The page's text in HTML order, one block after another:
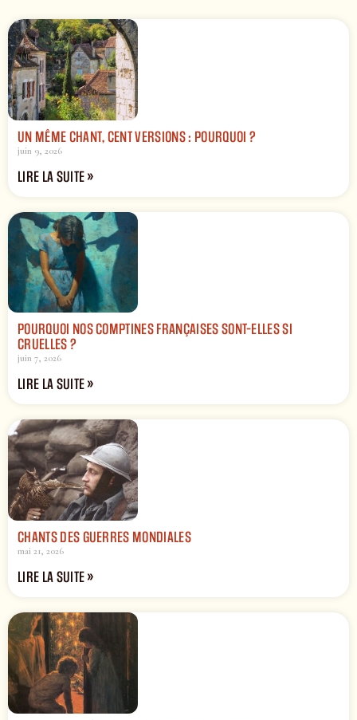
UN MÊME CHANT, CENT VERSIONS : POURQUOI ?
juin 9, 2026
LIRE LA SUITE »
POURQUOI NOS COMPTINES FRANÇAISES SONT-ELLES SI
CRUELLES ?
juin 7, 2026
LIRE LA SUITE »
CHANTS DES GUERRES MONDIALES
mai 21, 2026
LIRE LA SUITE »